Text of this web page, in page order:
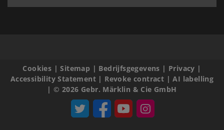
Cookies |Sitemap | Bedrijfsgegevens | Privacy |
Accessibility Statement| Revoke contract |AI labelling
|© 2026 Gebr. Märklin & Cie GmbH